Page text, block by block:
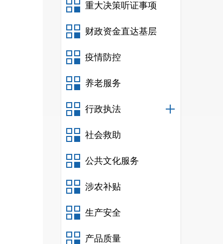
重大决策听证事项
财政资金直达基层
疫情防控
养老服务
行政执法
社会救助
公共文化服务
涉农补贴
生产安全
产品质量